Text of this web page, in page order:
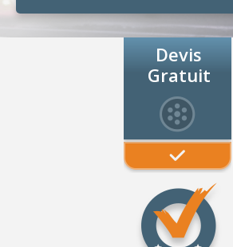
Devis
Gratuit